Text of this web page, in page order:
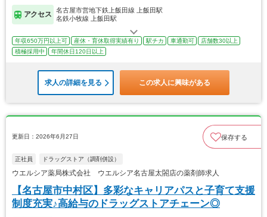
アクセス
名古屋市営地下鉄上飯田線 上飯田駅
名鉄小牧線 上飯田駅
年収650万円以上可 産休・育休取得実績有り 駅チカ 車通勤可
店舗数30以上
積極採用中
年間休日120日以上
求人の詳細を見る この求人に興味がある
更新日：2026年6月27日 保存する
正社員 ドラッグストア（調剤併設）
ウエルシア薬局株式会社 ウエルシア名古屋太閤店の薬剤師求人
【名古屋市中村区】多彩なキャリアパスと子育て支援
制度充実♪高給与のドラッグストアチェーン◎